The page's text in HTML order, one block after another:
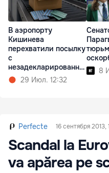
В аэропорту
Кишинева
перехватили посылку
с
незадекларированны
ми таблетками
29 Июл. 12:32
8
Perfecte 16 сентября 2013,
Scandal la
va apărea pe